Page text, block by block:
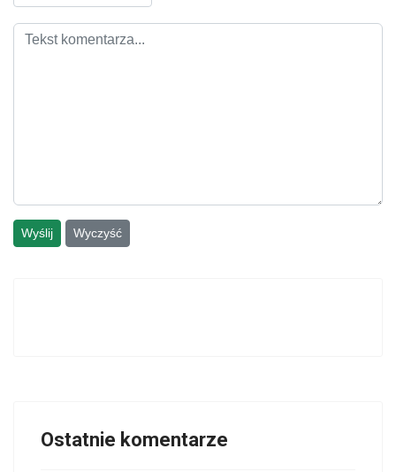
Wyślij Wyczyść
Ostatnie komentarze